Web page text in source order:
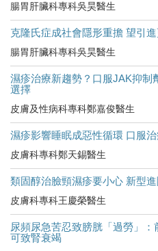
腸胃肝臟科專科吳昊醫生
克隆氏症成社會隱形重擔 望引
腸胃肝臟科專科吳昊醫生
濕疹治療新趨勢？口服JAK抑制
選擇
皮膚及性病科專科鄭嘉俊醫生
濕疹影響睡眠成惡性循環 口服
皮膚科專科鄭天錫醫生
類固醇治臉頸濕疹要小心 新型
皮膚科專科王慶榮醫生
尿頻尿急苦忍致膀胱「過勞」
可致腎衰竭